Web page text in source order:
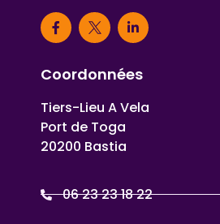
Coordonnées
Tiers-Lieu A Vela
Port de Toga
20200 Bastia
06 23 23 18 22